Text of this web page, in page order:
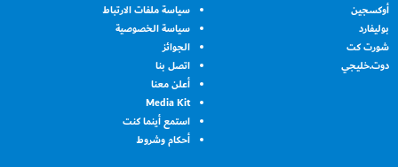
أوكسجين
بوليفارد
شورت كت
دوت.خليجي
سياسة ملفات الارتباط
سياسة الخصوصية
الجوائز
اتصل بنا
أعلن معنا
Media Kit
استمع أينما كنت
أحكام وشروط